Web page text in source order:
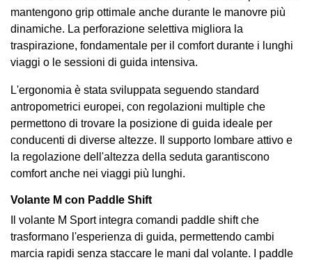
mantengono grip ottimale anche durante le manovre più
dinamiche. La perforazione selettiva migliora la
traspirazione, fondamentale per il comfort durante i lunghi
viaggi o le sessioni di guida intensiva.
L'ergonomia è stata sviluppata seguendo standard
antropometrici europei, con regolazioni multiple che
permettono di trovare la posizione di guida ideale per
conducenti di diverse altezze. Il supporto lombare attivo e
la regolazione dell'altezza della seduta garantiscono
comfort anche nei viaggi più lunghi.
Volante M con Paddle Shift
Il volante M Sport integra comandi paddle shift che
trasformano l'esperienza di guida, permettendo cambi
marcia rapidi senza staccare le mani dal volante. I paddle